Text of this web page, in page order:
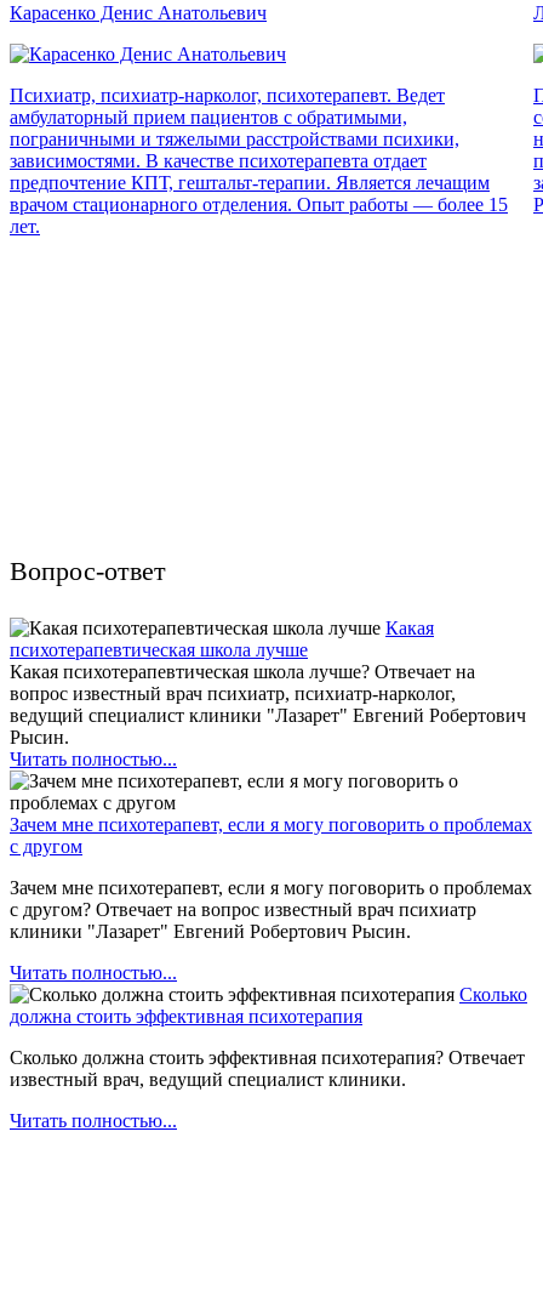
Карасенко Денис Анатольевич
Психиатр, психиатр-нарколог, психотерапевт. Ведет
амбулаторный прием пациентов с обратимыми,
пограничными и тяжелыми расстройствами психики,
зависимостями. В качестве психотерапевта отдает
предпочтение КПТ, гештальт-терапии. Является лечащим
врачом стационарного отделения. Опыт работы — более 15
лет.
Вопрос-ответ
Какая
психотерапевтическая школа лучше
Какая психотерапевтическая школа лучше? Отвечает на
вопрос известный врач психиатр, психиатр-нарколог,
ведущий специалист клиники "Лазарет" Евгений Робертович
Рысин.
Читать полностью...
Зачем мне психотерапевт, если я могу поговорить о проблемах
с другом
Зачем мне психотерапевт, если я могу поговорить о проблемах
с другом? Отвечает на вопрос известный врач психиатр
клиники "Лазарет" Евгений Робертович Рысин.
Читать полностью...
Сколько
должна стоить эффективная психотерапия
Сколько должна стоить эффективная психотерапия? Отвечает
известный врач, ведущий специалист клиники.
Читать полностью...